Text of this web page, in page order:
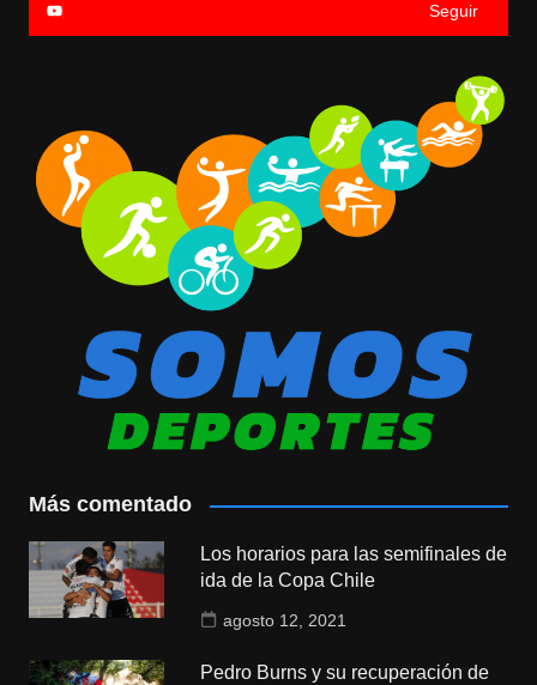
Seguir
Más comentado
Los horarios para las semifinales de
ida de la Copa Chile
agosto 12, 2021
Pedro Burns y su recuperación de